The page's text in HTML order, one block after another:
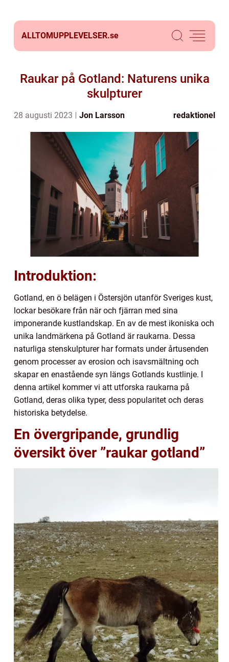
ALLTOMUPPLEVELSER.se
Raukar på Gotland: Naturens unika
skulpturer
28 augusti 2023 Jon Larsson redaktionel
Introduktion:
Gotland, en ö belägen i Östersjön utanför Sveriges kust,
lockar besökare från när och fjärran med sina
imponerande kustlandskap. En av de mest ikoniska och
unika landmärkena på Gotland är raukarna. Dessa
naturliga stenskulpturer har formats under årtusenden
genom processer av erosion och isavsmältning och
skapar en enastående syn längs Gotlands kustlinje. I
denna artikel kommer vi att utforska raukarna på
Gotland, deras olika typer, dess popularitet och deras
historiska betydelse.
En övergripande, grundlig
översikt över ”raukar gotland”